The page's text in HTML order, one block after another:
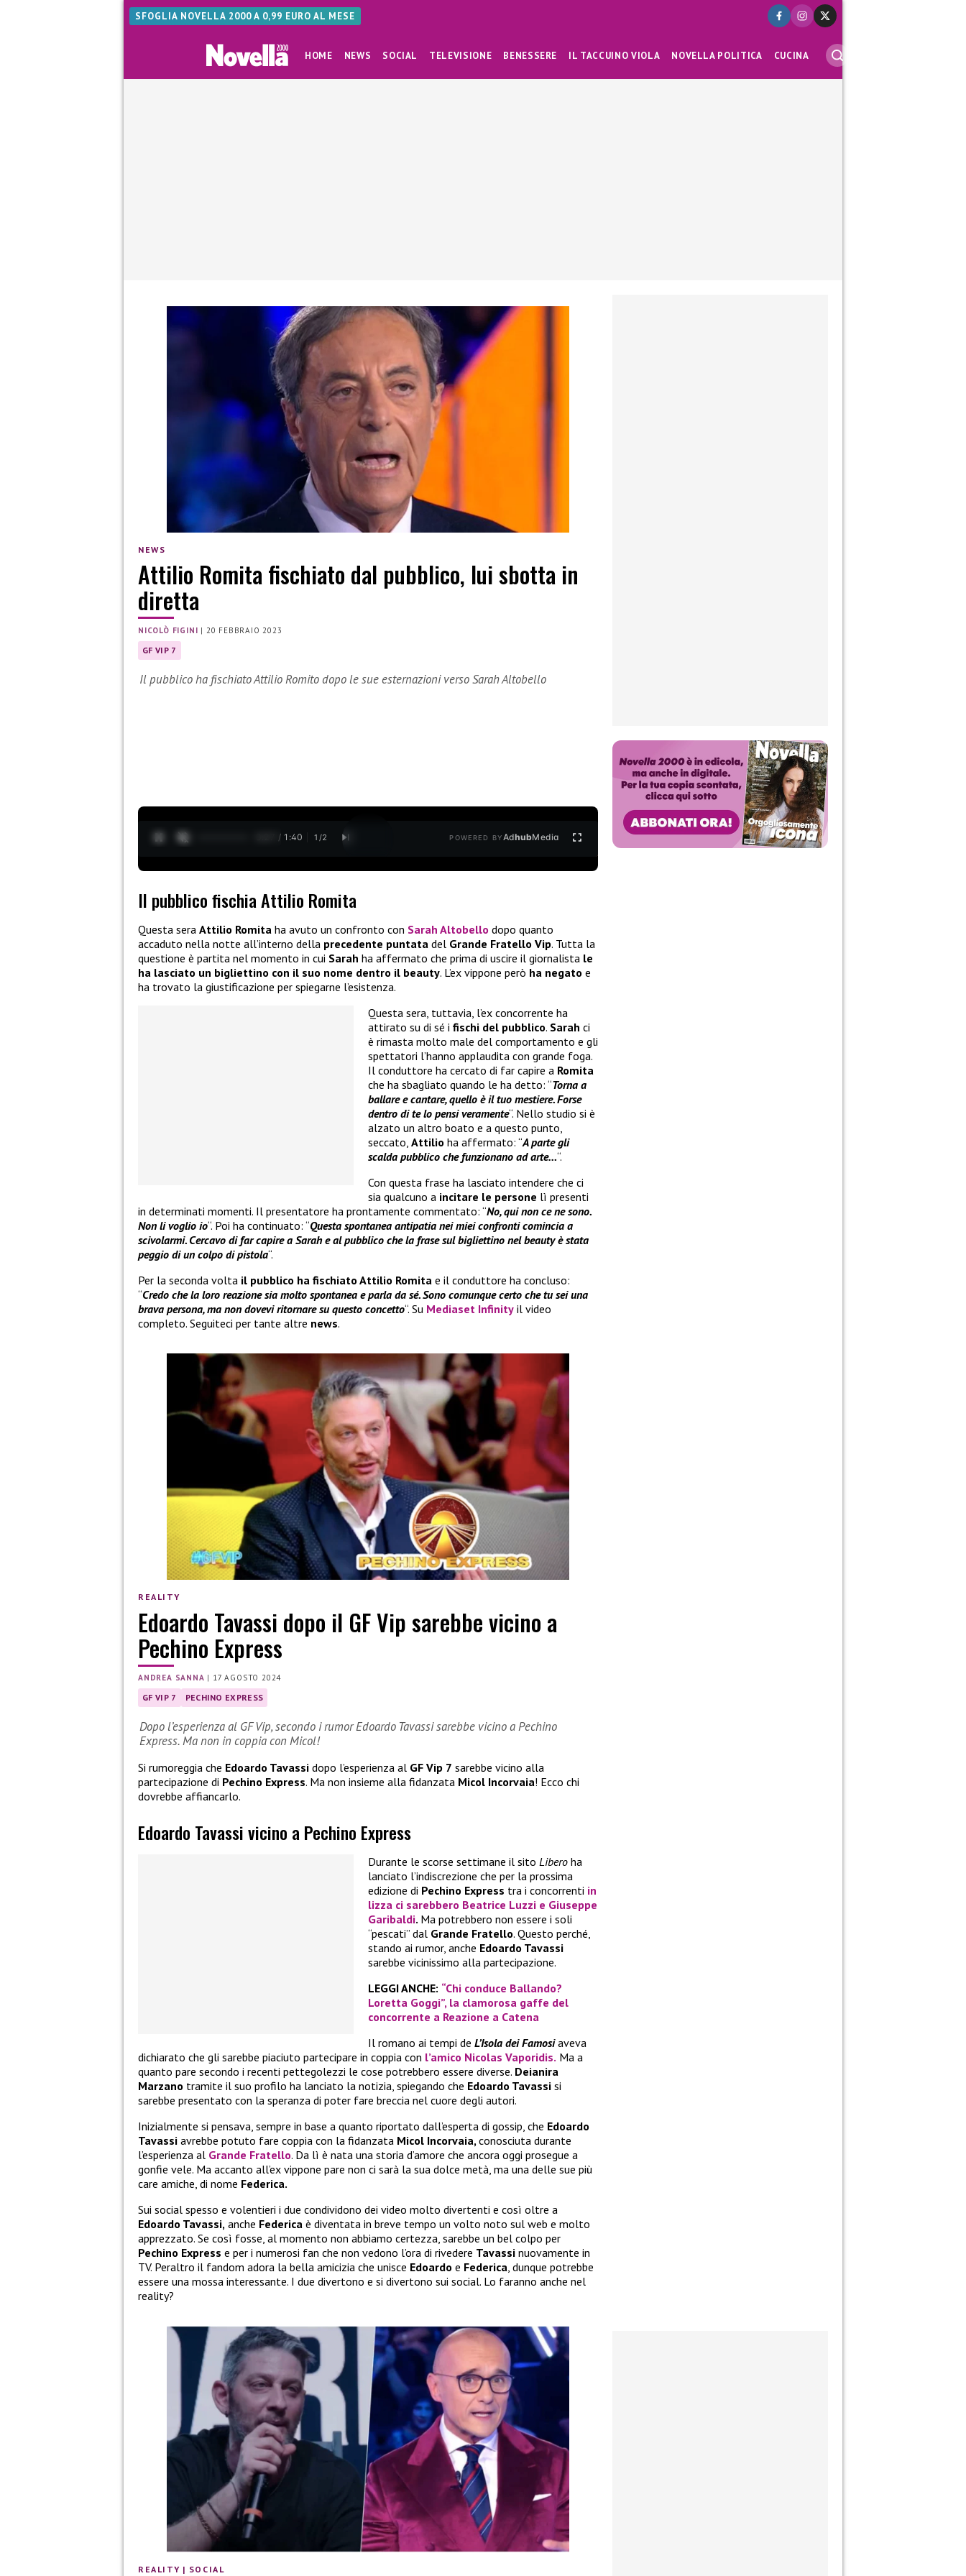
SFOGLIA NOVELLA 2000 A 0,99 EURO AL MESE
HOME NEWS SOCIAL TELEVISIONE BENESSERE IL TACCUINO VIOLA NOVELLA POLITICA CUCINA
NEWS
Attilio Romita fischiato dal pubblico, lui sbotta in
diretta
NICOLÒ FIGINI | 20 FEBBRAIO 2023
GF VIP 7
Il pubblico ha fischiato Attilio Romito dopo le sue esternazioni verso Sarah Altobello
0:28 / 1:40 1 /2 POWERED BYAdhubMedia
Il pubblico fischia Attilio Romita
Questa sera Attilio Romita ha avuto un confronto con Sarah Altobello dopo quanto
accaduto nella notte all’interno della precedente puntata del Grande Fratello Vip. Tutta la
questione è partita nel momento in cui Sarah ha affermato che prima di uscire il giornalista le
ha lasciato un bigliettino con il suo nome dentro il beauty. L’ex vippone però ha negato e
ha trovato la giustificazione per spiegarne l’esistenza.
Questa sera, tuttavia, l’ex concorrente ha
attirato su di sé i fischi del pubblico. Sarah ci
è rimasta molto male del comportamento e gli
spettatori l’hanno applaudita con grande foga.
Il conduttore ha cercato di far capire a Romita
che ha sbagliato quando le ha detto: “Torna a
ballare e cantare, quello è il tuo mestiere. Forse
dentro di te lo pensi veramente“. Nello studio si è
alzato un altro boato e a questo punto,
seccato, Attilio ha affermato: “A parte gli
scalda pubblico che funzionano ad arte…“.
Con questa frase ha lasciato intendere che ci
sia qualcuno a incitare le persone lì presenti
in determinati momenti. Il presentatore ha prontamente commentato: “No, qui non ce ne sono.
Non li voglio io“. Poi ha continuato: “Questa spontanea antipatia nei miei confronti comincia a
scivolarmi. Cercavo di far capire a Sarah e al pubblico che la frase sul bigliettino nel beauty è stata
peggio di un colpo di pistola“.
Per la seconda volta il pubblico ha fischiato Attilio Romita e il conduttore ha concluso:
“Credo che la loro reazione sia molto spontanea e parla da sé. Sono comunque certo che tu sei una
brava persona, ma non dovevi ritornare su questo concetto“. Su Mediaset Infinity il video
completo. Seguiteci per tante altre news.
REALITY
Edoardo Tavassi dopo il GF Vip sarebbe vicino a
Pechino Express
ANDREA SANNA | 17 AGOSTO 2024
GF VIP 7 PECHINO EXPRESS
Dopo l’esperienza al GF Vip, secondo i rumor Edoardo Tavassi sarebbe vicino a Pechino
Express. Ma non in coppia con Micol!
Si rumoreggia che Edoardo Tavassi dopo l’esperienza al GF Vip 7 sarebbe vicino alla
partecipazione di Pechino Express. Ma non insieme alla fidanzata Micol Incorvaia! Ecco chi
dovrebbe affiancarlo.
Edoardo Tavassi vicino a Pechino Express
Durante le scorse settimane il sito Libero ha
lanciato l’indiscrezione che per la prossima
edizione di Pechino Express tra i concorrenti in
lizza ci sarebbero Beatrice Luzzi e Giuseppe
Garibaldi. Ma potrebbero non essere i soli
“pescati” dal Grande Fratello. Questo perché,
stando ai rumor, anche Edoardo Tavassi
sarebbe vicinissimo alla partecipazione.
LEGGI ANCHE: “Chi conduce Ballando?
Loretta Goggi”, la clamorosa gaffe del
concorrente a Reazione a Catena
Il romano ai tempi de L’Isola dei Famosiaveva
dichiarato che gli sarebbe piaciuto partecipare in coppia con l’amico Nicolas Vaporidis. Ma a
quanto pare secondo i recenti pettegolezzi le cose potrebbero essere diverse. Deianira
Marzano tramite il suo profilo ha lanciato la notizia, spiegando che Edoardo Tavassi si
sarebbe presentato con la speranza di poter fare breccia nel cuore degli autori.
Inizialmente si pensava, sempre in base a quanto riportato dall’esperta di gossip, che Edoardo
Tavassi avrebbe potuto fare coppia con la fidanzata Micol Incorvaia,conosciuta durante
l’esperienza al Grande Fratello. Da lì è nata una storia d’amore che ancora oggi prosegue a
gonfie vele. Ma accanto all’ex vippone pare non ci sarà la sua dolce metà, ma una delle sue più
care amiche, di nome Federica.
Sui social spesso e volentieri i due condividono dei video molto divertenti e così oltre a
Edoardo Tavassi, anche Federica è diventata in breve tempo un volto noto sul web e molto
apprezzato. Se così fosse, al momento non abbiamo certezza, sarebbe un bel colpo per
Pechino Express e per i numerosi fan che non vedono l’ora di rivedere Tavassi nuovamente in
TV. Peraltro il fandom adora la bella amicizia che unisce Edoardo e Federica, dunque potrebbe
essere una mossa interessante. I due divertono e si divertono sui social. Lo faranno anche nel
reality?
REALITY | SOCIAL